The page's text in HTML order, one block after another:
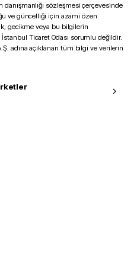
sözleşmesi çerçevesinde
ve güncelliği için azami özen
gecikme veya bu bilgilerin
Ticaret Odası sorumlu değildir.
adına açıklanan tüm bilgi ve verilerin